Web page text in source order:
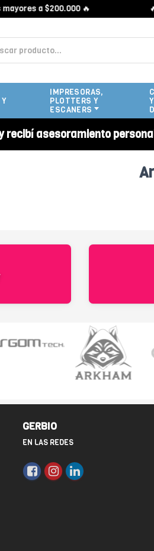
a $200.000 🔥
IMPRESORAS,
PLOTTERS Y
ESCANERS
recibí asesoramiento
GERBIO
EN LAS REDES